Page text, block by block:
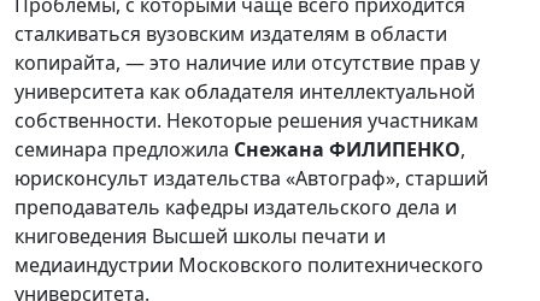
сталкиваться вузовским издателям в области
копирайта, — это наличие или отсутствие прав у
университета как обладателя интеллектуальной
собственности. Некоторые решения участникам
семинара предложила Снежана ФИЛИПЕНКО,
юрисконсульт издательства «Автограф», старший
преподаватель кафедры издательского дела и
книговедения Высшей школы печати и
медиаиндустрии Московского политехнического
университета.